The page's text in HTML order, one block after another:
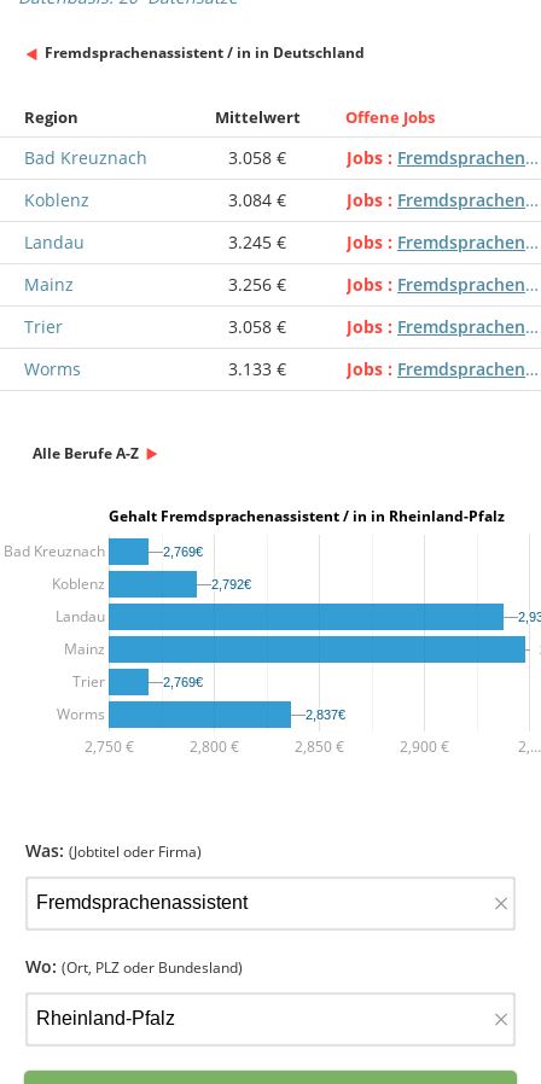
Fremdsprachenassistent / in in Deutschland
Region Mittelwert Offene Jobs
Bad Kreuznach 3.058 € Jobs
Fremdsprachenassistent / in
Koblenz
3.084 € Jobs
Fremdsprachenassistent / in
Landau
3.245 € Jobs
Fremdsprachenassistent / in
Mainz
3.256 € Jobs
Fremdsprachenassistent / in
Trier
3.058 € Jobs
Fremdsprachenassistent / in
Worms
3.133 € Jobs Fremdsprachenassistent / in
Alle Berufe A-Z
Gehalt Fremdsprachenassistent / in in Rheinland-Pfalz
2,750 € 2,800 € 2,850 € 2,900 € 2,…
Bad Kreuznach
Koblenz
Landau
Mainz
Trier
Worms
2,769€
2,769€
2,792€
2,792€
2,769€
2,769€
2,837€
2,837€
Was: (Jobtitel oder Firma)
×
Wo: (Ort, PLZ oder Bundesland)
×